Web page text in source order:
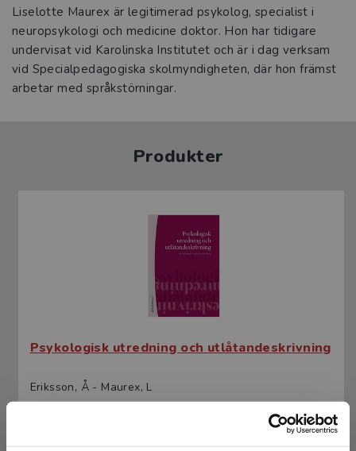
Liselotte Maurex är legitimerad psykolog, specialist i
neuropsykologi och medicine doktor. Hon har tidigare
undervisat vid Karolinska Institutet och är i dag verksam
vid Specialpedagogiska skolmyndigheten, där hon främst
arbetar med språkstörningar.
Produkter
Psykologisk utredning och utlåtandeskrivning
Eriksson, Å - Maurex, L